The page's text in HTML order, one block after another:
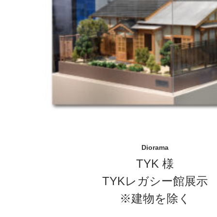
Diorama
TYK 様
TYKレガシー館展示
※建物を除く